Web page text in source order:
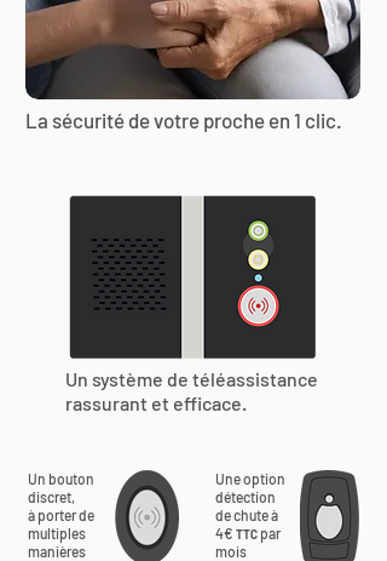
La sécurité de votre proche en 1 clic.
Un système de téléassistance
rassurant et efficace.
Un bouton
discret,
à porter de
multiples
manières
Une option
détection
de chute à
4€ TTC par
mois